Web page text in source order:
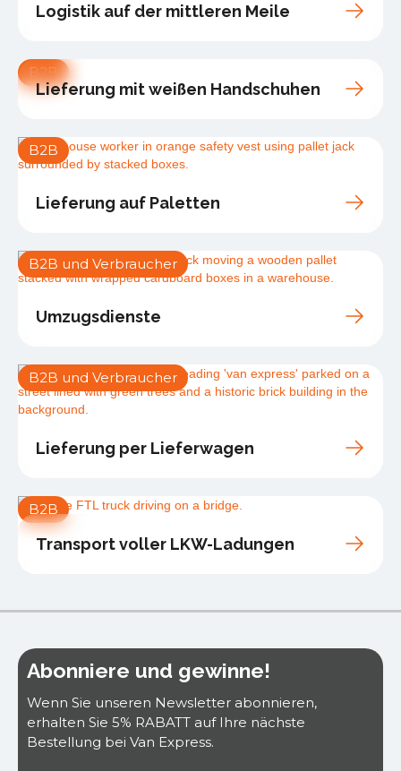
Logistik auf der mittleren Meile
B2B
Lieferung mit weißen Handschuhen
B2B
Lieferung auf Paletten
B2B und Verbraucher
Umzugsdienste
B2B und Verbraucher
Lieferung per Lieferwagen
B2B
Transport voller LKW-Ladungen
Abonniere und gewinne!
Wenn Sie unseren Newsletter abonnieren,
erhalten Sie 5% RABATT auf Ihre nächste
Bestellung bei Van Express.